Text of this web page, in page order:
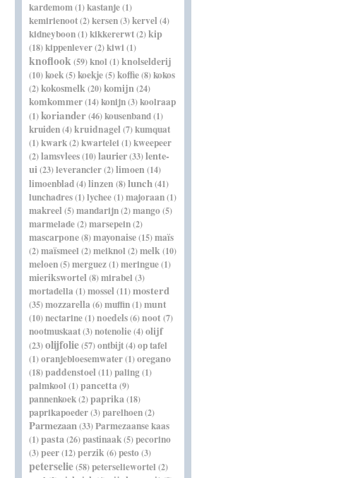
kardemom(1)kastanje(1)
kemirienoot(2)kersen(3)kervel (4)
kidneyboon(1)kikkererwt(2)kip
(18)kippenlever(2)kiwi (1)
knoflook (59)knol (1)knolselderij
(10)koek(5)koekje(5)koffie(8)kokos
(2)kokosmelk(20)komijn(24)
komkommer(14)konijn(3)koolraap
(1)koriander(46)kousenband(1)
kruiden(4)kruidnagel (7)kumquat
(1)kwark(2)kwartelei (1)kweepeer
(2)lamsvlees(10)laurier(33)lente-
ui(23)leverancier(2)limoen (14)
limoenblad(4)linzen (8)lunch(41)
lunchadres(1)lychee(1)majoraan(1)
makreel (5)mandarijn(2)mango(5)
marmelade(2)marsepein(2)
mascarpone(8)mayonaise(15)maïs
(2)maïsmeel (2)meiknol (2)melk (10)
meloen(5)merguez(1)meringue(1)
mierikswortel (8)mirabel (3)
mortadella (1)mossel (11)mosterd
(35)mozzarella(6)muffin(1)munt
(10)nectarine(1)noedels(6)noot (7)
nootmuskaat(3)notenolie(4)olijf
(23)olijfolie(57)ontbijt(4)op tafel
(1)oranjebloesemwater(1)oregano
(18)paddenstoel (11)paling(1)
palmkool (1)pancetta(9)
pannenkoek(2)paprika(18)
paprikapoeder(3)parelhoen(2)
Parmezaan(33)Parmezaanse kaas
(1)pasta(26)pastinaak(5)pecorino
(3)peer(12)perzik (6)pesto(3)
peterselie(58)peterseliewortel (2)